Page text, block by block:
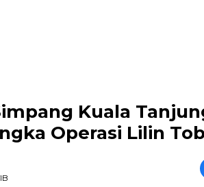
Kuala
Operasi Lilin